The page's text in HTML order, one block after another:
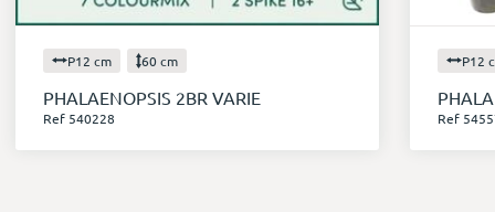
P12 cm 60 cm
PHALAENOPSIS 2BR VARIE
Ref 540228
P12
Ref